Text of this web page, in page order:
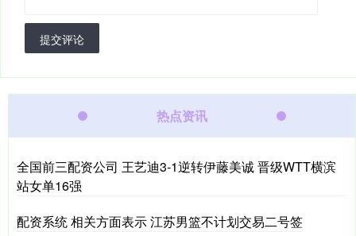
提交评论
热点资讯
全国前三配资公司 王艺迪3‑1逆转伊藤美诚 晋级WTT横滨
站女单16强
配资系统 相关方面表示 江苏男篮不计划交易二号签